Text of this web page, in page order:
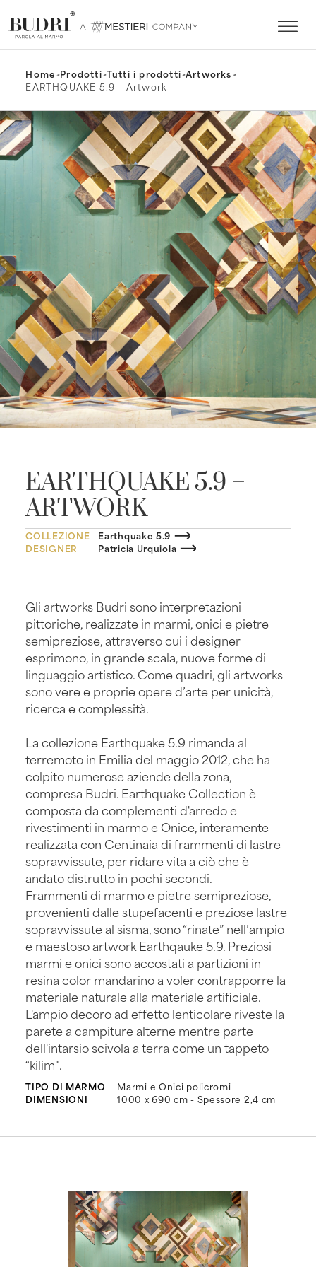
Home>Prodotti>Tutti i prodotti>Artworks>
EARTHQUAKE 5.9 – Artwork
EARTHQUAKE 5.9 –
ARTWORK
COLLEZIONE
Earthquake 5.9
DESIGNER
Patricia Urquiola
Gli artworks Budri sono interpretazioni
pittoriche, realizzate in marmi, onici e pietre
semipreziose, attraverso cui i designer
esprimono, in grande scala, nuove forme di
linguaggio artistico. Come quadri, gli artworks
sono vere e proprie opere d’arte per unicità,
ricerca e complessità.
La collezione Earthquake 5.9 rimanda al
terremoto in Emilia del maggio 2012, che ha
colpito numerose aziende della zona,
compresa Budri. Earthquake Collection è
composta da complementi d'arredo e
rivestimenti in marmo e Onice, interamente
realizzata con Centinaia di frammenti di lastre
sopravvissute, per ridare vita a ciò che è
andato distrutto in pochi secondi.
Frammenti di marmo e pietre semipreziose,
provenienti dalle stupefacenti e preziose lastre
sopravvissute al sisma, sono “rinate” nell’ampio
e maestoso artwork Earthqauke 5.9. Preziosi
marmi e onici sono accostati a partizioni in
resina color mandarino a voler contrapporre la
materiale naturale alla materiale artificiale.
L'ampio decoro ad effetto lenticolare riveste la
parete a campiture alterne mentre parte
dell'intarsio scivola a terra come un tappeto
“kilim".
TIPO DI MARMO
Marmi e Onici policromi
DIMENSIONI
1000 x 690 cm - Spessore 2,4 cm